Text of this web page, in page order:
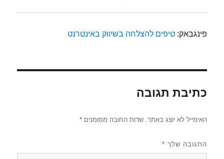
פינגבאק:טיפים להצלחה בשיווק באינטרנט
כתיבת תגובה
האימייל לא יוצג באתר. שדות החובה מסומנים*
התגובה שלך *